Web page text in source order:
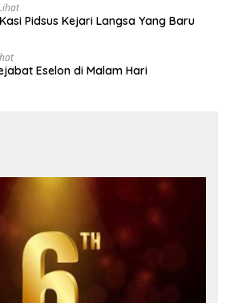
Pidsus Kejari Langsa Yang Baru
Eselon di Malam Hari